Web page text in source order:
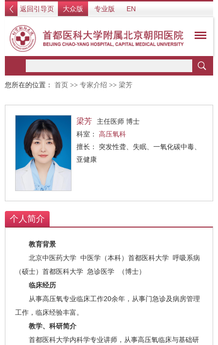
返回引导页 大众版 专业版 EN
您所在的位置： 首页 >> 专家介绍 >> 梁芳
梁芳
主任医师 博士
科室： 高压氧科
擅长： 突发性聋、失眠、一氧化碳中毒、
亚健康
个人简介
教育背景
北京中医药大学 中医学（本科）首都医科大学 呼吸系病
（硕士）首都医科大学 急诊医学 （博士）
临床经历
从事高压氧专业临床工作20余年，从事门急诊及病房管理
工作，临床经验丰富。
教学、科研简介
首都医科大学内科学专业讲师，从事高压氧临床与基础研